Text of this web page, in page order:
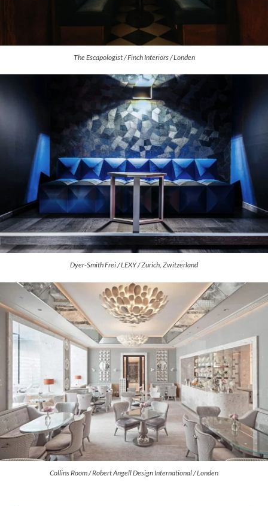
The Escapologist / Finch Interiors / Londen
Dyer-Smith Frei / LEXY / Zurich, Zwitzerland
Collins Room / Robert Angell Design International / Londen